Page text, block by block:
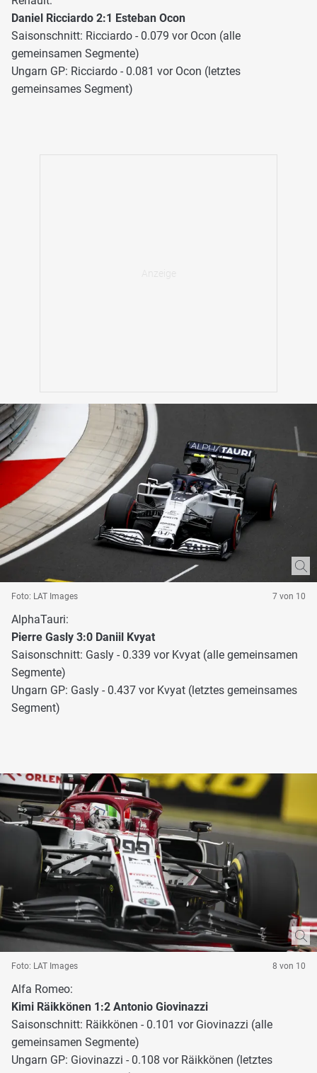
Daniel Ricciardo 2:1 Esteban Ocon
Saisonschnitt: Ricciardo - 0.079 vor Ocon (alle
gemeinsamen Segmente)
Ungarn GP: Ricciardo - 0.081 vor Ocon (letztes
gemeinsames Segment)
Foto: LAT Images 7 von 10
AlphaTauri:
Pierre Gasly 3:0 Daniil Kvyat
Saisonschnitt: Gasly - 0.339 vor Kvyat (alle gemeinsamen
Segmente)
Ungarn GP: Gasly - 0.437 vor Kvyat (letztes gemeinsames
Segment)
Foto: LAT Images 8 von 10
Alfa Romeo:
Kimi Räikkönen 1:2 Antonio Giovinazzi
Saisonschnitt: Räikkönen - 0.101 vor Giovinazzi (alle
gemeinsamen Segmente)
Ungarn GP: Giovinazzi - 0.108 vor Räikkönen (letztes